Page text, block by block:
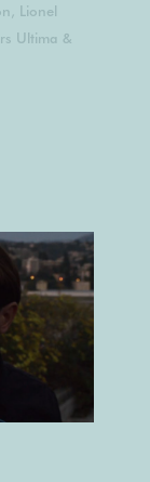
Lionel
Ultima &